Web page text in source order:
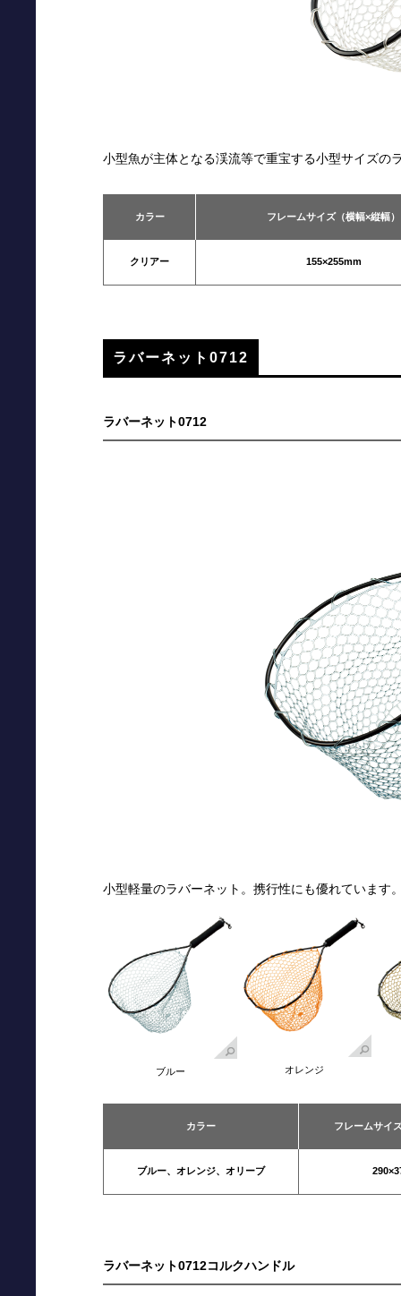
小型魚が主体となる渓流等で重宝する小型サイズの
カラー フレームサイズ（横幅×縦幅）
クリアー 155×255mm
ラバーネット0712
ラバーネット0712
小型軽量のラバーネット。携行性にも優れています
ブルー オレンジ
カラー フレームサイ
ブルー、オレンジ、オリーブ
ラバーネット0712コルクハンドル